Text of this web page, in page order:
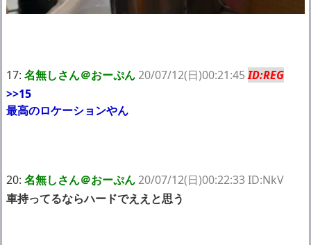
17: 名無しさん＠おーぷん20/07/12(日)00:21:45ID:REG
>>15
最高のロケーションやん
20: 名無しさん＠おーぷん20/07/12(日)00:22:33 ID:NkV
車持ってるならハードでええと思う